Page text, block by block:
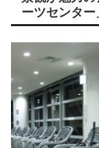
ーツセンター